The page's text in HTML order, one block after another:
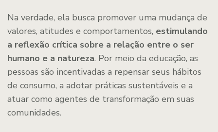
Na verdade, ela busca promover uma mudança de
valores, atitudes e comportamentos, estimulando
a reflexão crítica sobre a relação entre o ser
humano e a natureza. Por meio da educação, as
pessoas são incentivadas a repensar seus hábitos
de consumo, a adotar práticas sustentáveis e a
atuar como agentes de transformação em suas
comunidades.